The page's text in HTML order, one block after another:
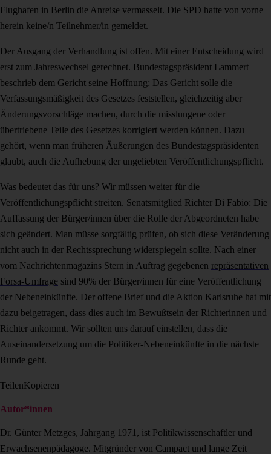
Flughafen in Berlin die Anreise vermasselt. Die SPD hatte von vorne
herein keine/n Teilnehmer/in gemeldet.
Der Ausgang der Verhandlung ist offen. Mit einer Entscheidung wird
erst zum Jahreswechsel gerechnet. Bundestagspräsident Lammert
beschrieb dem Gericht seine Hoffnung: Das Gericht solle die
Verfassungsmäßigkeit des Gesetzes feststellen, gleichzeitig aber
Änderungsvorschläge machen, durch die misslungene oder
übertriebene Teile des Gesetzes korrigiert werden können. Dazu
gehört, wenn man früheren Äußerungen des Bundestagspräsidenten
glaubt, auch die Aufhebung der ungeliebten Veröffentlichungspflicht.
Was bedeutet das für uns? Wir müssen weiter für die
Veröffentlichungspflicht streiten. Senatsmitglied Richter Di Fabio: Die
Auffassung der Bürger/innen über die Rolle der Abgeordneten habe
sich geändert. Man müsse sorgfältig prüfen, ob sich diese Veränderung
nicht auch in der Rechtssprechung widerspiegeln sollte. Nach einer
vom Nachrichtenmagazins Stern in Auftrag gegebenen repräsentativen
Forsa-Umfrage sind 90% der Bürger/innen für eine Veröffentlichung
der Nebeneinkünfte. Der offene Brief und die Aktion Karlsruhe hat mit
dazu beigetragen, dass dies auch im Bewußtsein der Richterinnen und
Richter ankommt. Wir sollten uns darauf einstellen, dass die
Auseinandersetzung um die Politiker-Nebeneinkünfte in die nächste
Runde geht.
TeilenKopieren
Autor*innen
Dr. Günter Metzges, Jahrgang 1971, ist Politikwissenschaftler und
Erwachsenenpäda­goge. Mitgründer von Campact und lange Zeit